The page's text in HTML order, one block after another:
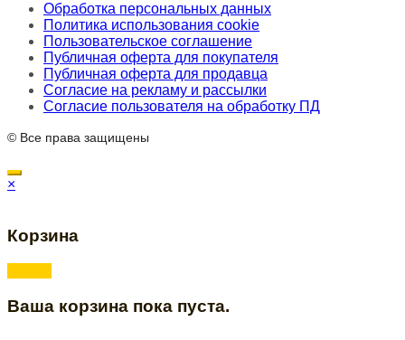
Обработка персональных данных
Политика использования cookie
Пользовательское соглашение
Публичная оферта для покупателя
Публичная оферта для продавца
Согласие на рекламу и рассылки
Согласие пользователя на обработку ПД
© Все права защищены
×
Корзина
Ваша корзина пока пуста.